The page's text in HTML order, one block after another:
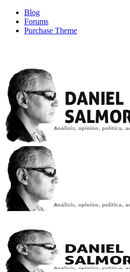
Blog
Forums
Purchase Theme